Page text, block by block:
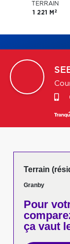
TERRAIN
1 221 M 2
Terrain
Granby
Pour
ça vaut